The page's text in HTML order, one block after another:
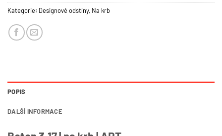
Kategorie: Designové odstíny, Na krb
POPIS
DALŠÍ INFORMACE